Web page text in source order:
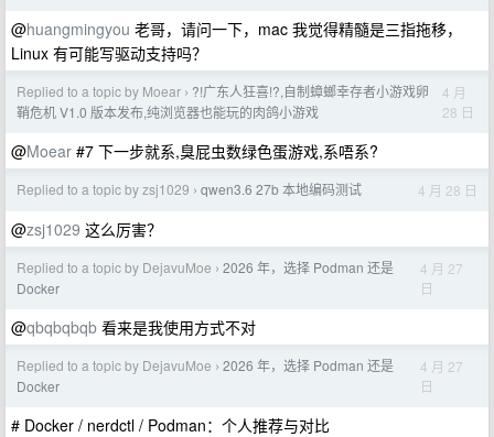
@huangmingyou 老哥，请问一下，mac 我觉得精髓是三指拖移，
Linux 有可能写驱动支持吗？
Replied to a topic by Moear › ?!广东人狂喜!?,自制蟑螂幸存者小游戏卵
鞘危机 V1.0 版本发布,纯浏览器也能玩的肉鸽小游戏
4 月
28 日
@Moear #7 下一步就系,臭屁虫数绿色蛋游戏,系唔系?
Replied to a topic by zsj1029 › qwen3.6 27b 本地编码测试 4 月 28 日
@zsj1029 这么厉害？
Replied to a topic by DejavuMoe › 2026 年，选择 Podman 还是
Docker
4 月 27
日
@qbqbqbqb 看来是我使用方式不对
Replied to a topic by DejavuMoe › 2026 年，选择 Podman 还是
Docker
4 月 27
日
# Docker / nerdctl / Podman：个人推荐与对比